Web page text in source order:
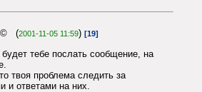
© (2001-11-05 11:59) [19]
тебе послать сообщение, на
твоя проблема следить за
и ответами на них.